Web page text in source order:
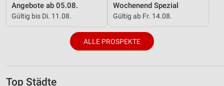
Angebote ab 05.08.
Gültig bis Di. 11.08.
Wochenend Spezial
Gültig ab Fr. 14.08.
ALLE PROSPEKTE
Top Städte